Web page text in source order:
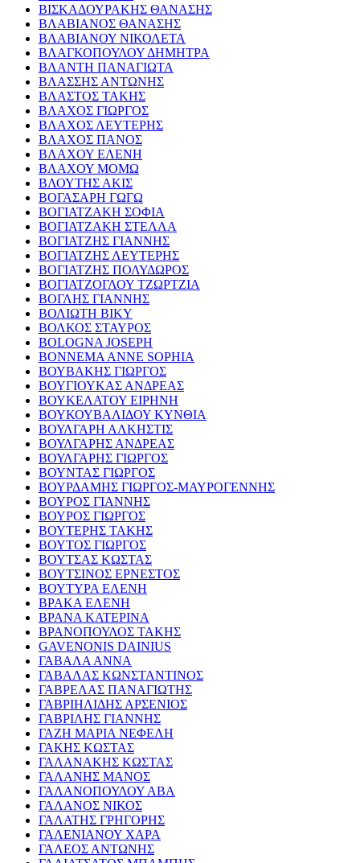
ΒΙΣΚΑΔΟΥΡΑΚΗΣ ΘΑΝΑΣΗΣ
ΒΛΑΒΙΑΝΟΣ ΘΑΝΑΣΗΣ
ΒΛΑΒΙΑΝΟΥ ΝΙΚΟΛΕΤΑ
ΒΛΑΓΚΟΠΟΥΛΟΥ ΔΗΜΗΤΡΑ
ΒΛΑΝΤΗ ΠΑΝΑΓΙΩΤΑ
ΒΛΑΣΣΗΣ ΑΝΤΩΝΗΣ
ΒΛΑΣΤΟΣ ΤΑΚΗΣ
ΒΛΑΧΟΣ ΓΙΩΡΓΟΣ
ΒΛΑΧΟΣ ΛΕΥΤΕΡΗΣ
ΒΛΑΧΟΣ ΠΑΝΟΣ
ΒΛΑΧΟΥ ΕΛΕΝΗ
ΒΛΑΧΟΥ ΜΟΜΩ
ΒΛΟΥΤΗΣ ΑΚΙΣ
ΒΟΓΑΣΑΡΗ ΓΩΓΩ
ΒΟΓΙΑΤΖΑΚΗ ΣΟΦΙΑ
ΒΟΓΙΑΤΖΑΚΗ ΣΤΕΛΛΑ
ΒΟΓΙΑΤΖΗΣ ΓΙΑΝΝΗΣ
ΒΟΓΙΑΤΖΗΣ ΛΕΥΤΕΡΗΣ
ΒΟΓΙΑΤΖΗΣ ΠΟΛΥΔΩΡΟΣ
ΒΟΓΙΑΤΖΟΓΛΟΥ ΤΖΩΡΤΖΙΑ
ΒΟΓΛΗΣ ΓΙΑΝΝΗΣ
ΒΟΛΙΩΤΗ ΒΙΚΥ
ΒΟΛΚΟΣ ΣΤΑΥΡΟΣ
BOLOGNA JOSEPH
BONNEMA ANNE SOPHIA
ΒΟΥΒΑΚΗΣ ΓΙΩΡΓΟΣ
ΒΟΥΓΙΟΥΚΑΣ ΑΝΔΡΕΑΣ
ΒΟΥΚΕΛΑΤΟΥ ΕΙΡΗΝΗ
ΒΟΥΚΟΥΒΑΛΙΔΟΥ ΚΥΝΘΙΑ
ΒΟΥΛΓΑΡΗ ΑΛΚΗΣΤΙΣ
ΒΟΥΛΓΑΡΗΣ ΑΝΔΡΕΑΣ
ΒΟΥΛΓΑΡΗΣ ΓΙΩΡΓΟΣ
ΒΟΥΝΤΑΣ ΓΙΩΡΓΟΣ
ΒΟΥΡΔΑΜΗΣ ΓΙΩΡΓΟΣ-ΜΑΥΡΟΓΕΝΝΗΣ
ΒΟΥΡΟΣ ΓΙΑΝΝΗΣ
ΒΟΥΡΟΣ ΓΙΩΡΓΟΣ
ΒΟΥΤΕΡΗΣ ΤΑΚΗΣ
ΒΟΥΤΟΣ ΓΙΩΡΓΟΣ
ΒΟΥΤΣΑΣ ΚΩΣΤΑΣ
ΒΟΥΤΣΙΝΟΣ ΕΡΝΕΣΤΟΣ
ΒΟΥΤΥΡΑ ΕΛΕΝΗ
ΒΡΑΚΑ ΕΛΕΝΗ
ΒΡΑΝΑ ΚΑΤΕΡΙΝΑ
ΒΡΑΝΟΠΟΥΛΟΣ ΤΑΚΗΣ
GAVENONIS DAINIUS
ΓΑΒΑΛΑ ΑΝΝΑ
ΓΑΒΑΛΑΣ ΚΩΝΣΤΑΝΤΙΝΟΣ
ΓΑΒΡΕΛΑΣ ΠΑΝΑΓΙΩΤΗΣ
ΓΑΒΡΙΗΛΙΔΗΣ ΑΡΣΕΝΙΟΣ
ΓΑΒΡΙΛΗΣ ΓΙΑΝΝΗΣ
ΓΑΖΗ ΜΑΡΙΑ ΝΕΦΕΛΗ
ΓΑΚΗΣ ΚΩΣΤΑΣ
ΓΑΛΑΝΑΚΗΣ ΚΩΣΤΑΣ
ΓΑΛΑΝΗΣ ΜΑΝΟΣ
ΓΑΛΑΝΟΠΟΥΛΟΥ ΑΒΑ
ΓΑΛΑΝΟΣ ΝΙΚΟΣ
ΓΑΛΑΤΗΣ ΓΡΗΓΟΡΗΣ
ΓΑΛΕΝΙΑΝΟΥ ΧΑΡΑ
ΓΑΛΕΟΣ ΑΝΤΩΝΗΣ